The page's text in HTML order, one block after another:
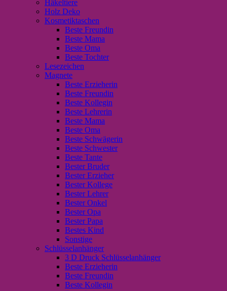
Häkeltiere
Holz Deko
Kosmetiktaschen
Beste Freundin
Beste Mama
Beste Oma
Beste Tochter
Lesezeichen
Magnete
Beste Erzieherin
Beste Freundin
Beste Kollegin
Beste Lehrerin
Beste Mama
Beste Oma
Beste Schwägerin
Beste Schwester
Beste Tante
Bester Bruder
Bester Erzieher
Bester Kollege
Bester Lehrer
Bester Onkel
Bester Opa
Bester Papa
Bestes Kind
Sonstige
Schlüsselanhänger
3 D Druck Schlüsselanhänger
Beste Erzieherin
Beste Freundin
Beste Kollegin